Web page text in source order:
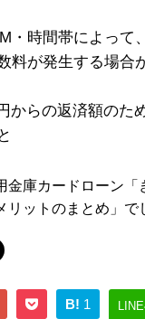
・時間帯によって
料が発生する場合
からの返済額のた
金庫カードローン「
リットのまとめ」で
B! 1